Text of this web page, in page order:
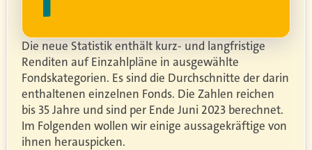
Die neue Statistik enthält kurz- und langfristige
Renditen auf Einzahlpläne in ausgewählte
Fondskategorien. Es sind die Durchschnitte der darin
enthaltenen einzelnen Fonds. Die Zahlen reichen
bis 35 Jahre und sind per Ende Juni 2023 berechnet.
Im Folgenden wollen wir einige aussagekräftige von
ihnen herauspicken.